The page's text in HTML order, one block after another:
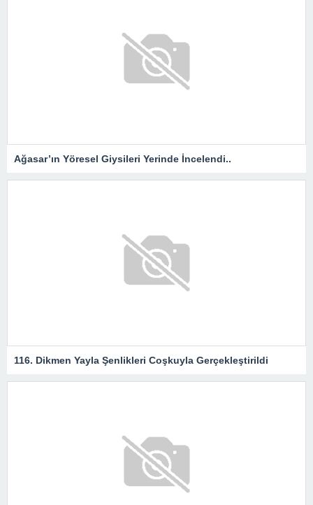
Ağasar’ın Yöresel Giysileri Yerinde İncelendi..
116. Dikmen Yayla Şenlikleri Coşkuyla Gerçekleştirildi